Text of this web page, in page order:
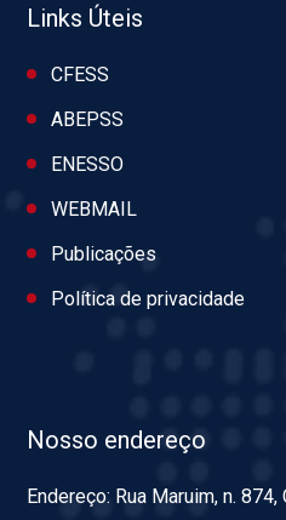
Links Úteis
CFESS
ABEPSS
ENESSO
WEBMAIL
Publicações
Política de privacidade
Nosso endereço
Endereço: Rua Maruim, n.